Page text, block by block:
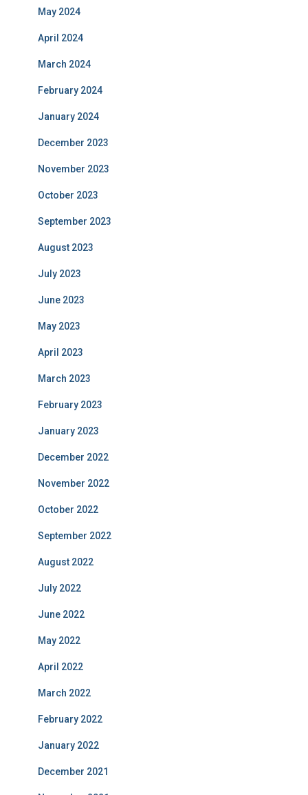
May 2024
April 2024
March 2024
February 2024
January 2024
December 2023
November 2023
October 2023
September 2023
August 2023
July 2023
June 2023
May 2023
April 2023
March 2023
February 2023
January 2023
December 2022
November 2022
October 2022
September 2022
August 2022
July 2022
June 2022
May 2022
April 2022
March 2022
February 2022
January 2022
December 2021